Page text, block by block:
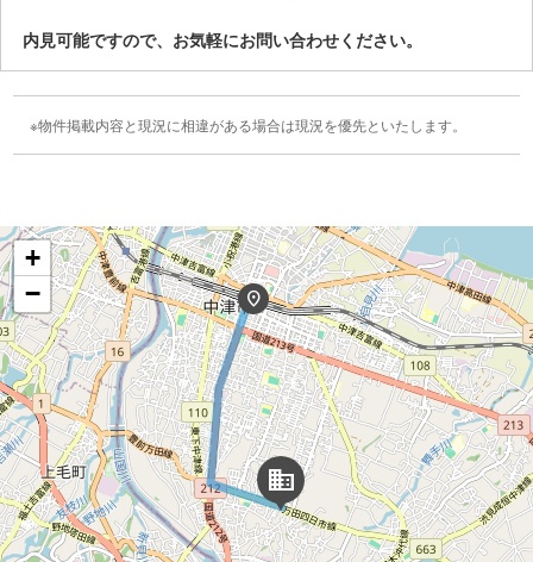
内見可能ですので、お気軽にお問い合わせください。
物件掲載内容と現況に相違がある場合は現況を優先といたします。
location_on
domain
+
−